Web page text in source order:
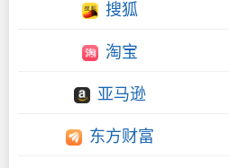
搜狐
淘宝
亚马逊
东方财富